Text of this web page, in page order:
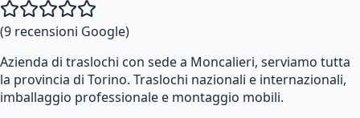
(9 recensioni Google)
Azienda di traslochi con sede a Moncalieri, serviamo tutta
la provincia di Torino. Traslochi nazionali e internazionali,
imballaggio professionale e montaggio mobili.